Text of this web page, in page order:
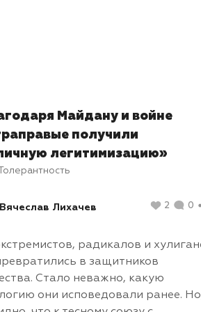
Майдану и войне
получили
легитимизацию»
Толерантность
Вячеслав Лихачев 2 0
радикалов и
в защитников
Стало неважно, какую
они исповедовали ранее.